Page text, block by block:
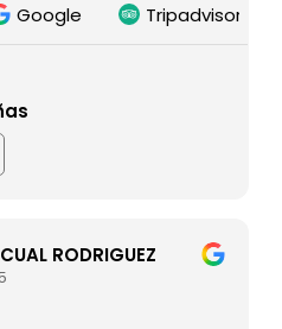
Google Tripadvisor
RODRIGUEZ